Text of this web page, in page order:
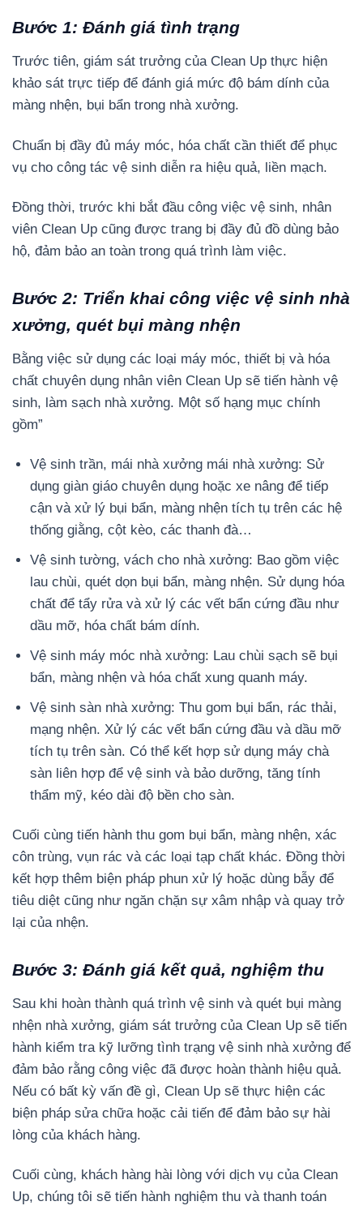
Bước 1: Đánh giá tình trạng
Trước tiên, giám sát trưởng của Clean Up thực hiện
khảo sát trực tiếp để đánh giá mức độ bám dính của
màng nhện, bụi bẩn trong nhà xưởng.
Chuẩn bị đầy đủ máy móc, hóa chất cần thiết để phục
vụ cho công tác vệ sinh diễn ra hiệu quả, liền mạch.
Đồng thời, trước khi bắt đầu công việc vệ sinh, nhân
viên Clean Up cũng được trang bị đầy đủ đồ dùng bảo
hộ, đảm bảo an toàn trong quá trình làm việc.
Bước 2: Triển khai công việc vệ sinh nhà
xưởng, quét bụi màng nhện
Bằng việc sử dụng các loại máy móc, thiết bị và hóa
chất chuyên dụng nhân viên Clean Up sẽ tiến hành vệ
sinh, làm sạch nhà xưởng. Một số hạng mục chính
gồm”
Vệ sinh trần, mái nhà xưởng mái nhà xưởng: Sử
dụng giàn giáo chuyên dụng hoặc xe nâng để tiếp
cận và xử lý bụi bẩn, màng nhện tích tụ trên các hệ
thống giằng, cột kèo, các thanh đà…
Vệ sinh tường, vách cho nhà xưởng: Bao gồm việc
lau chùi, quét dọn bụi bẩn, màng nhện. Sử dụng hóa
chất để tẩy rửa và xử lý các vết bẩn cứng đầu như
dầu mỡ, hóa chất bám dính.
Vệ sinh máy móc nhà xưởng: Lau chùi sạch sẽ bụi
bẩn, màng nhện và hóa chất xung quanh máy.
Vệ sinh sàn nhà xưởng: Thu gom bụi bẩn, rác thải,
mạng nhện. Xử lý các vết bẩn cứng đầu và dầu mỡ
tích tụ trên sàn. Có thể kết hợp sử dụng máy chà
sàn liên hợp để vệ sinh và bảo dưỡng, tăng tính
thẩm mỹ, kéo dài độ bền cho sàn.
Cuối cùng tiến hành thu gom bụi bẩn, màng nhện, xác
côn trùng, vụn rác và các loại tạp chất khác. Đồng thời
kết hợp thêm biện pháp phun xử lý hoặc dùng bẫy để
tiêu diệt cũng như ngăn chặn sự xâm nhập và quay trở
lại của nhện.
Bước 3: Đánh giá kết quả, nghiệm thu
Sau khi hoàn thành quá trình vệ sinh và quét bụi màng
nhện nhà xưởng, giám sát trưởng của Clean Up sẽ tiến
hành kiểm tra kỹ lưỡng tình trạng vệ sinh nhà xưởng để
đảm bảo rằng công việc đã được hoàn thành hiệu quả.
Nếu có bất kỳ vấn đề gì, Clean Up sẽ thực hiện các
biện pháp sửa chữa hoặc cải tiến để đảm bảo sự hài
lòng của khách hàng.
Cuối cùng, khách hàng hài lòng với dịch vụ của Clean
Up, chúng tôi sẽ tiến hành nghiệm thu và thanh toán